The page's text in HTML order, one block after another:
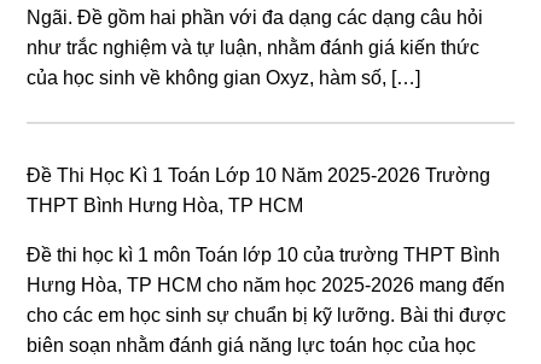
Ngãi. Đề gồm hai phần với đa dạng các dạng câu hỏi
như trắc nghiệm và tự luận, nhằm đánh giá kiến thức
của học sinh về không gian Oxyz, hàm số, […]
Đề Thi Học Kì 1 Toán Lớp 10 Năm 2025-2026 Trường
THPT Bình Hưng Hòa, TP HCM
Đề thi học kì 1 môn Toán lớp 10 của trường THPT Bình
Hưng Hòa, TP HCM cho năm học 2025-2026 mang đến
cho các em học sinh sự chuẩn bị kỹ lưỡng. Bài thi được
biên soạn nhằm đánh giá năng lực toán học của học